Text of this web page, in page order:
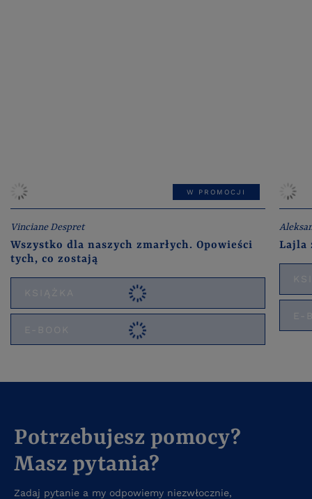
W PROMOCJI
Vinciane Despret
Wszystko dla naszych zmarłych. Opowieści
tych, co zostają
KSIĄŻKA
E-BOOK
Lajla
E-
Potrzebujesz pomocy?
Masz pytania?
Zadaj pytanie a my odpowiemy niezwłocznie,